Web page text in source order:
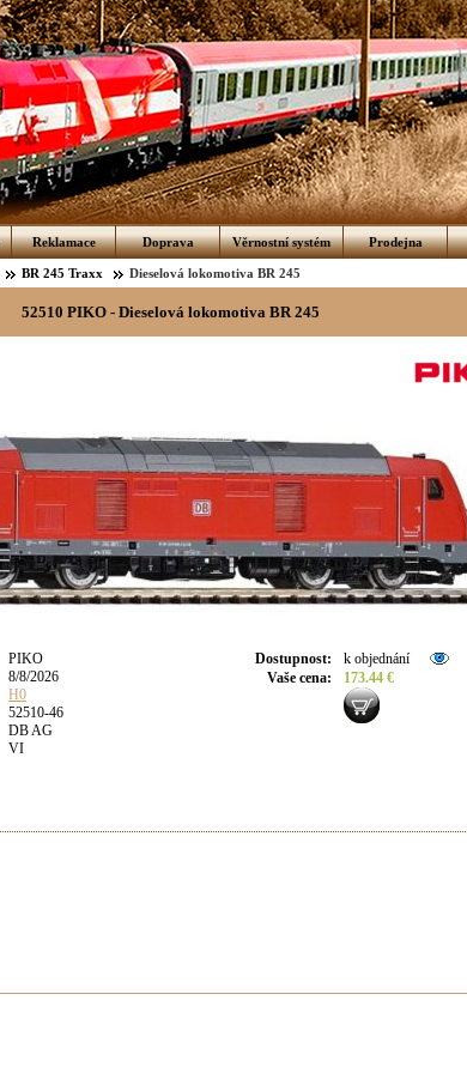
Reklamace Doprava Věrnostní systém Prodejna
BR 245 Traxx Dieselová lokomotiva BR 245
52510 PIKO - Dieselová lokomotiva BR 245
PIKO
8/8/2026
H0
52510-46
DB AG
VI
Dostupnost:
k objednání
Vaše cena: 173.44 €